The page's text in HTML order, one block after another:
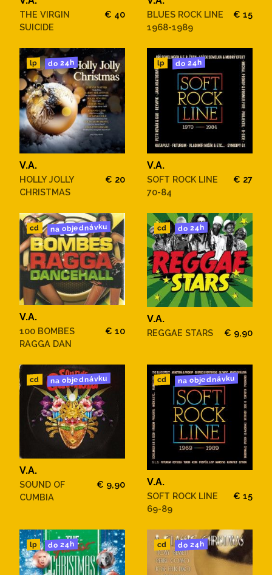
THE VIRGIN
SUICIDE
€ 40
BLUES ROCK LINE
1968-1989
€ 15
lp do 24h
V.A.
HOLLY JOLLY
CHRISTMAS
€ 20
lp do 24h
V.A.
SOFT ROCK LINE
70-84
€ 27
cd na objednávku
V.A.
100 BOMBES
RAGGA DAN
€ 10
cd do 24h
V.A.
REGGAE STARS € 9,90
cd na objednávku
V.A.
SOUND OF
CUMBIA
€ 9,90
cd na objednávku
V.A.
SOFT ROCK LINE
69-89
€ 15
lp do 24h cd do 24h